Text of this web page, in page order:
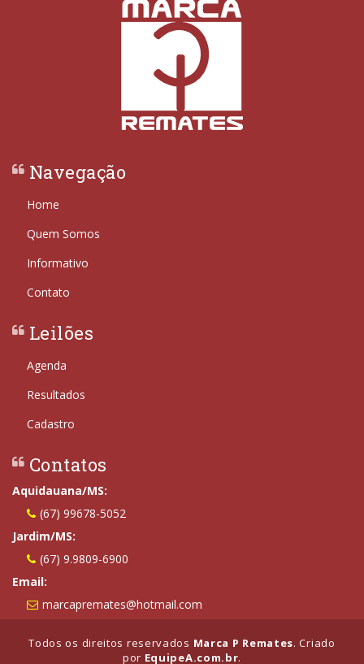
Navegação
Home
Quem Somos
Informativo
Contato
Leilões
Agenda
Resultados
Cadastro
Contatos
Aquidauana/MS:
(67) 99678-5052
Jardim/MS:
(67) 9.9809-6900
Email:
marcapremates@hotmail.com
Todos os direitos reservados Marca P Remates. Criado
por EquipeA.com.br.